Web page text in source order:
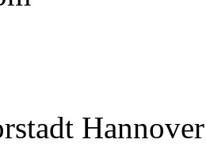
Hannover